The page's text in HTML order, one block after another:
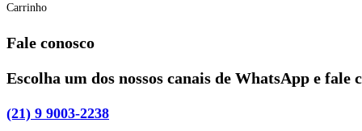
Carrinho
Fale conosco
Escolha um dos nossos canais de WhatsApp e fale
(21) 9 9003-2238